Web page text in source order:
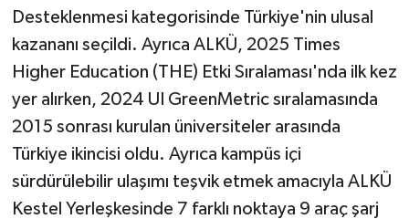
Desteklenmesi kategorisinde Türkiye'nin ulusal
kazananı seçildi. Ayrıca ALKÜ, 2025 Times
Higher Education (THE) Etki Sıralaması'nda ilk kez
yer alırken, 2024 UI GreenMetric sıralamasında
2015 sonrası kurulan üniversiteler arasında
Türkiye ikincisi oldu. Ayrıca kampüs içi
sürdürülebilir ulaşımı teşvik etmek amacıyla ALKÜ
Kestel Yerleşkesinde 7 farklı noktaya 9 araç şarj